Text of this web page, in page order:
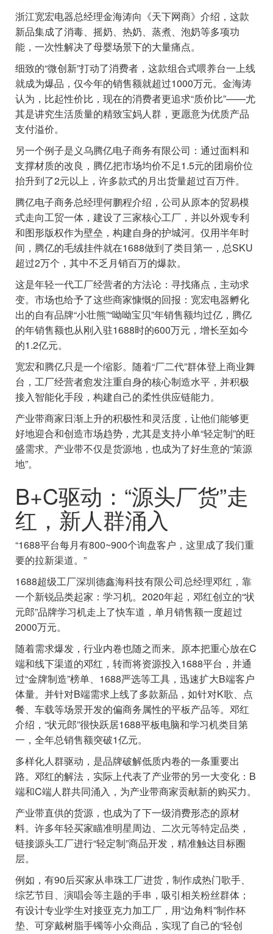
浙江宽宏电器总经理金海涛向《天下网商》介绍，这款
新品集成了消毒、摇奶、热奶、蒸煮、泡奶等多项功
能，一次性解决了母婴场景下的大量痛点。
细致的“微创新”打动了消费者，这款组合式喂养台一上线
就成为爆品，仅今年的销售额就超过1000万元。金海涛
认为，比起性价比，现在的消费者更追求“质价比”——尤
其是讲究生活质量的精致宝妈人群，更愿意为优质产品
支付溢价。
另一个例子是义乌腾亿电子商务有限公司：通过面料和
支撑材质的改良，腾亿把市场均价不足1.5元的团扇价位
抬升到了2元以上，许多款式的月出货量超过百万件。
腾亿电子商务总经理何鹏程介绍，公司从原本的贸易模
式走向工贸一体，建设了三家核心工厂，并以外观专利
和图形版权作为壁垒，构建自身的护城河。仅用半年时
间，腾亿的毛绒挂件就在1688做到了类目第一，总SKU
超过2万个，其中不乏月销百万的爆款。
这是年轻一代工厂经营者的方法论：寻找痛点，主动求
变。市场也给予了这些商家慷慨的回报：宽宏电器孵化
出的自有品牌“小壮熊”“呦呦宝贝”年销售额均过亿，腾亿
的年销售额也从刚入驻1688时的600万元，增长至如今
的1.2亿元。
宽宏和腾亿只是一个缩影。随着“厂二代”群体登上商业舞
台，工厂经营者愈发注重自身的核心制造水平，并积极
接入智能化手段，构建自己的柔性供应链能力。
产业带商家日渐上升的积极性和灵活度，让他们能够更
好地迎合和创造市场趋势，尤其是支持小单“轻定制”的旺
盛需求。产业带不仅是货源地，也成为了好生意的“策源
地”。
B+C驱动：“源头厂货”走
红，新人群涌入
“1688平台每月有800~900个询盘客户，这里成了我们重
要的拉新渠道。”
1688超级工厂深圳德鑫海科技有限公司总经理邓红，靠
一个新锐品类起家：学习机。2020年起，邓红创立的“状
元郎”品牌学习机走上了快车道，单月销售额一度超过
2000万元。
随着需求爆发，行业内卷也随之而来。原本把重心放在C
端和线下渠道的邓红，转而将资源投入1688平台，并通
过“金牌制造”榜单、1688严选等工具，迅速扩大B端客户
体量。并针对B端需求上线了多款新品，如针对K歌、点
餐、车载等场景开发的偏商务属性的平板产品等。邓红
介绍，“状元郎”很快跃居1688平板电脑和学习机类目第
一，全年总销售额突破1亿元。
多样化人群驱动，是品牌破解低质内卷的一条重要出
路。邓红的解法，实际上代表了产业带的另一大变化：B
端和C端人群共同涌入，为产业带商家贡献新的购买力。
产业带直供的货源，也成为了下一级消费形态的原材
料。许多年轻买家瞄准明星周边、二次元等特定品类，
链接源头工厂进行“轻定制”商品开发，精准触达目标圈
层。
例如，有90后买家从串珠工厂进货，制作成热门歌手、
综艺节目、演唱会等主题的手串，吸引相关粉丝群体；
有设计专业学生对接亚克力加工厂，用“边角料”制作杯
垫、可穿戴树脂手镯等小众商品，实现了自己的“轻创